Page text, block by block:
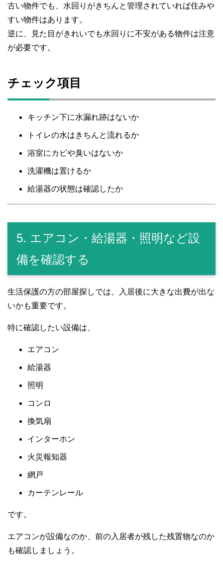
古い物件でも、水回りがきちんと管理されていれば住みや
すい物件はあります。
逆に、見た目がきれいでも水回りに不安がある物件は注意
が必要です。
チェック項目
キッチン下に水漏れ跡はないか
トイレの水はきちんと流れるか
浴室にカビや臭いはないか
洗濯機は置けるか
給湯器の状態は確認したか
5. エアコン・給湯器・照明など設
備を確認する
生活保護の方の部屋探しでは、入居後に大きな出費が出な
いかも重要です。
特に確認したい設備は、
エアコン
給湯器
照明
コンロ
換気扇
インターホン
火災報知器
網戸
カーテンレール
です。
エアコンが設備なのか、前の入居者が残した残置物なのか
も確認しましょう。